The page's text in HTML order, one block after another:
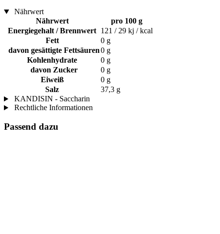
Nährwert
Nährwert
pro 100 g
Energiegehalt / Brennwert 121 / 29 kj / kcal
Fett
0 g
davon gesättigte Fettsäuren0 g
Kohlenhydrate
0 g
davon Zucker
0 g
Eiweiß
0 g
Salz
37,3 g
KANDISIN - Saccharin
Rechtliche Informationen
Passend dazu